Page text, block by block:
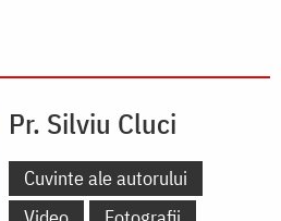
Pr. Silviu Cluci
Cuvinte ale autorului